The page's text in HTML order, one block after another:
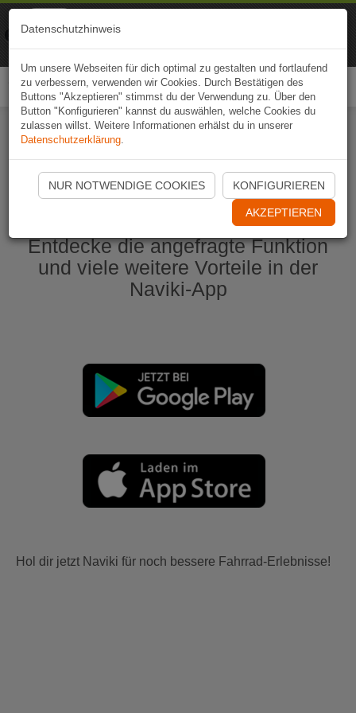
Naviki App jetzt öffnen
Entdecke die angefragte Funktion
und viele weitere Vorteile in der
Naviki-App
Hol dir jetzt Naviki für noch bessere Fahrrad-Erlebnisse!
Datenschutzhinweis
Um unsere Webseiten für dich optimal zu gestalten und fortlaufend
zu verbessern, verwenden wir Cookies. Durch Bestätigen des
Buttons "Akzeptieren" stimmst du der Verwendung zu. Über den
Button "Konfigurieren" kannst du auswählen, welche Cookies du
zulassen willst. Weitere Informationen erhälst du in unserer
Datenschutzerklärung.
NUR NOTWENDIGE COOKIES KONFIGURIEREN
AKZEPTIEREN
Naviki